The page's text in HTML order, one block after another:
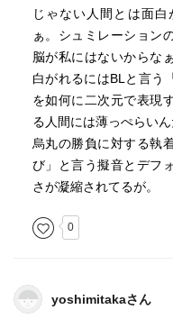
じゃない人間とは面
ぁ。シュミレーション
脳が私にはないからな
白がれるにはBLと言う
を如何に二次元で表現
る人間には薄っぺらい
烏丸の勝負に対する執
び」と言う擬音とデフ
さが凝縮されてるが。
0
yoshimitakaさん